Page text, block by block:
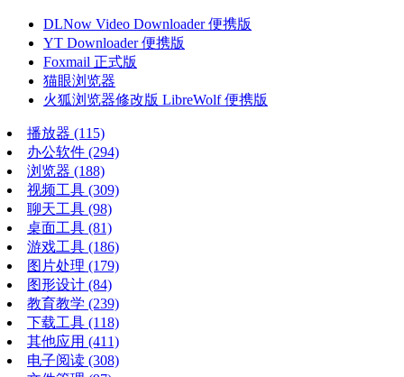
DLNow Video Downloader 便携版
YT Downloader 便携版
Foxmail 正式版
猫眼浏览器
火狐浏览器修改版 LibreWolf 便携版
播放器 (115)
办公软件 (294)
浏览器 (188)
视频工具 (309)
聊天工具 (98)
桌面工具 (81)
游戏工具 (186)
图片处理 (179)
图形设计 (84)
教育教学 (239)
下载工具 (118)
其他应用 (411)
电子阅读 (308)